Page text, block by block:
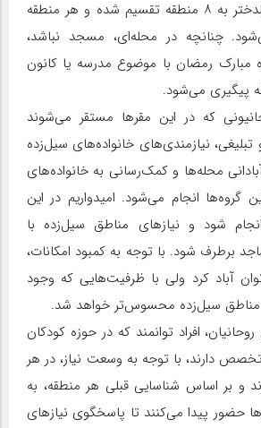
به‌عنوان نمونه شهر پلدختر به ۸ منطقه تقسیم شده و هر منطقه
می‌شود. چنانچه در محله‌ای، مسجد نباشد،
رمضان با موضوع مدرسه یا کانون
پیگیری می‌شود.
که در این مقرها مستقر می‌شوند
تبلیغی، نیازمندی‌های خانواده‌های سیل‌زده
محله‌ها و کمک‌رسانی به خانواده‌های
گروه‌ها انجام می‌شود. امیدواریم در این
شود و نیازهای مناطق سیل‌زده با
برطرف شود. با توجه به کمبود امکانات،
آباد کرد ولی با ظرفیت‌هایی که وجود
مناطق سیل‌زده محسوس‌تر خواهد شد.
افراد توانمند که در حوزه کودکان
دارند، با توجه به وسعت نیاز، در هر
و بر اساس شناسایی قبلی هر منطقه، به
حضور پیدا می‌کنند تا پاسخگوی نیازهای